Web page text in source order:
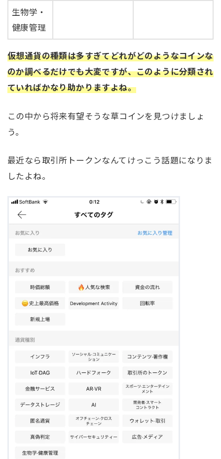
生物学・
健康管理
仮想通貨の種類は多すぎてどれがどのようなコインな
のか調べるだけでも大変ですが、このように分類され
ていればかなり助かりますよね。
この中から将来有望そうな草コインを見つけましょ
う。
最近なら取引所トークンなんてけっこう話題になりま
したよね。